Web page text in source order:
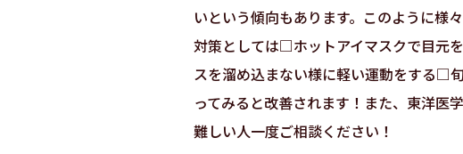
いという傾向もあります。このように様
対策としては□ホットアイマスクで目元
スを溜め込まない様に軽い運動をする□
ってみると改善されます！また、東洋医
難しい人一度ご相談ください！